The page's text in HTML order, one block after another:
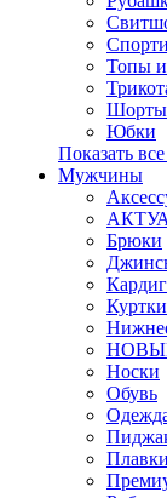
Топы
Шорты
Юбки
Показать
Мужчины
Брюки
Носки
Обувь